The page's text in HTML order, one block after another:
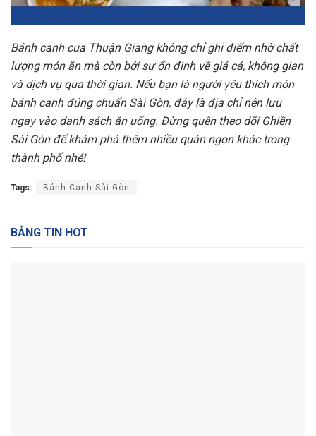
Bánh canh cua Thuận Giang không chỉ ghi điểm nhờ chất
lượng món ăn mà còn bởi sự ổn định về giá cả, không gian
và dịch vụ qua thời gian. Nếu bạn là người yêu thích món
bánh canh đúng chuẩn Sài Gòn, đây là địa chỉ nên lưu
ngay vào danh sách ăn uống. Đừng quên theo dõi Ghiền
Sài Gòn để khám phá thêm nhiều quán ngon khác trong
thành phố nhé!
Tags: Bánh Canh Sài Gòn
BẢNG TIN HOT